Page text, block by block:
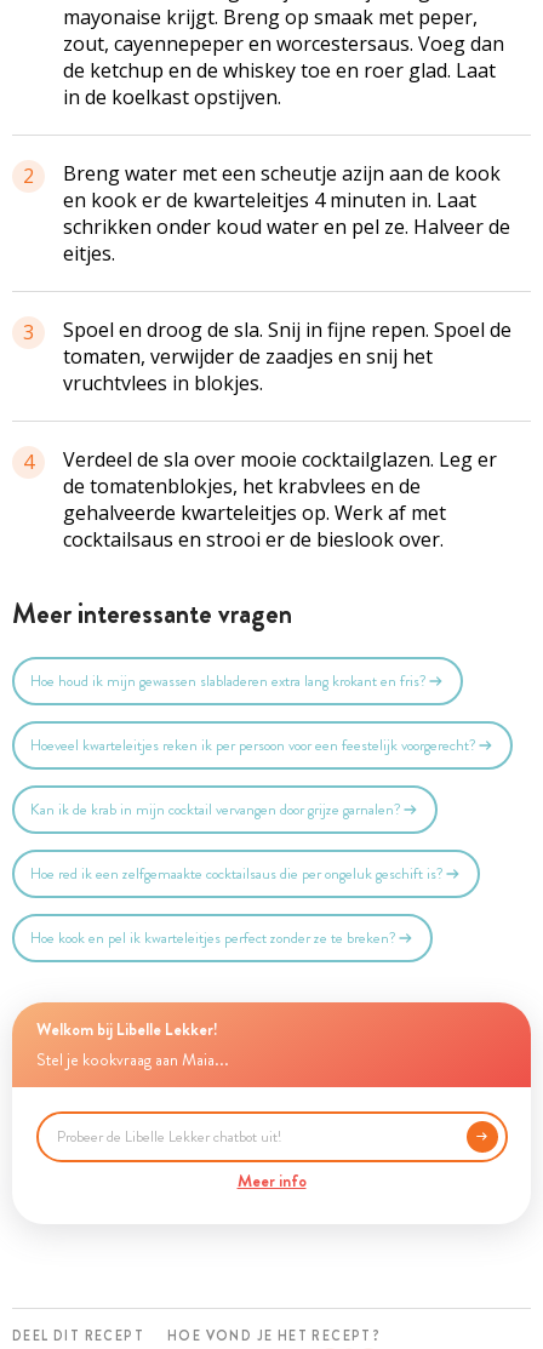
mayonaise krijgt. Breng op smaak met peper,
zout, cayennepeper en worcestersaus. Voeg dan
de ketchup en de whiskey toe en roer glad. Laat
in de koelkast opstijven.
2
Breng water met een scheutje azijn aan de kook
en kook er de kwarteleitjes 4 minuten in. Laat
schrikken onder koud water en pel ze. Halveer de
eitjes.
3
Spoel en droog de sla. Snij in fijne repen. Spoel de
tomaten, verwijder de zaadjes en snij het
vruchtvlees in blokjes.
4
Verdeel de sla over mooie cocktailglazen. Leg er
de tomatenblokjes, het krabvlees en de
gehalveerde kwarteleitjes op. Werk af met
cocktailsaus en strooi er de bieslook over.
Meer interessante vragen
Hoe houd ik mijn gewassen slabladeren extra lang krokant en fris?
Hoeveel kwarteleitjes reken ik per persoon voor een feestelijk voorgerecht?
Kan ik de krab in mijn cocktail vervangen door grijze garnalen?
Hoe red ik een zelfgemaakte cocktailsaus die per ongeluk geschift is?
Hoe kook en pel ik kwarteleitjes perfect zonder ze te breken?
Welkom bij Libelle Lekker!
Stel je kookvraag aan Maia...
Meer info
DEEL DIT RECEPT HOE VOND JE HET RECEPT?